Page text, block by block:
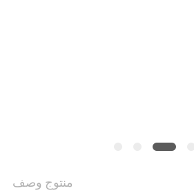
منتوج وصف